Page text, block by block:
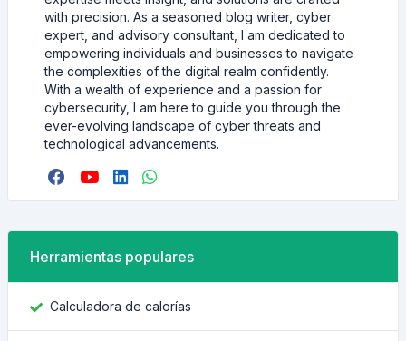
with precision. As a seasoned blog writer, cyber
expert, and advisory consultant, I am dedicated to
empowering individuals and businesses to navigate
the complexities of the digital realm confidently.
With a wealth of experience and a passion for
cybersecurity, I am here to guide you through the
ever-evolving landscape of cyber threats and
technological advancements.
Herramientas populares
Calculadora de calorías